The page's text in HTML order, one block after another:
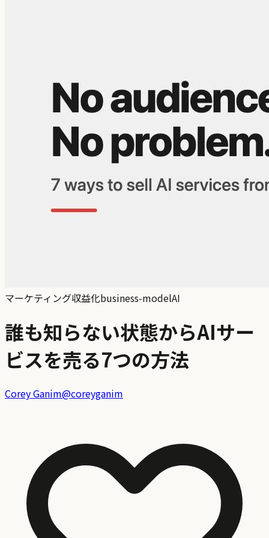
マーケティング収益化business-modelAI
誰も知らない状態からAIサー
ビスを売る7つの方法
Corey Ganim@coreyganim